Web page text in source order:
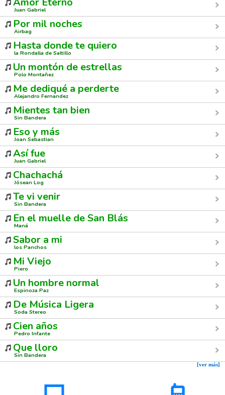
Juan Gabriel
Por mil noches
Airbag
Hasta donde te quiero
la Rondalla de Saltillo
Un montón de estrellas
Polo Montañez
Me dediqué a perderte
Alejandro Fernandez
Mientes tan bien
Sin Bandera
Eso y más
Joan Sebastian
Así fue
Juan Gabriel
Chachachá
Jósean Log
Te vi venir
Sin Bandera
En el muelle de San Blás
Maná
Sabor a mi
los Panchos
Mi Viejo
Piero
Un hombre normal
Espinoza Paz
De Música Ligera
Soda Stereo
Cien años
Pedro Infante
Que lloro
Sin Bandera
[ver más]